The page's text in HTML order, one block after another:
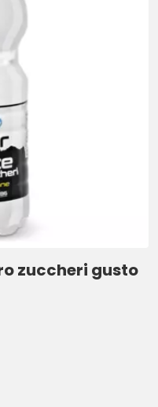
zuccheri gusto